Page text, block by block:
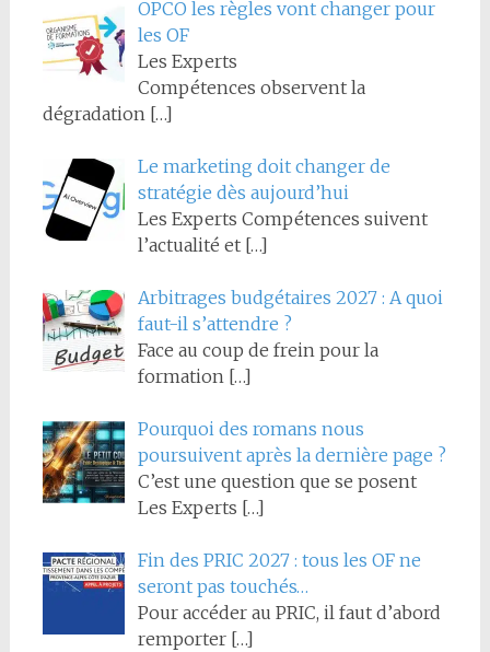
OPCO les règles vont changer pour
les OF
Les Experts
Compétences observent la
dégradation […]
Le marketing doit changer de
stratégie dès aujourd’hui
Les Experts Compétences suivent
l’actualité et […]
Arbitrages budgétaires 2027 : A quoi
faut-il s’attendre ?
Face au coup de frein pour la
formation […]
Pourquoi des romans nous
poursuivent après la dernière page ?
C’est une question que se posent
Les Experts […]
Fin des PRIC 2027 : tous les OF ne
seront pas touchés…
Pour accéder au PRIC, il faut d’abord
remporter […]